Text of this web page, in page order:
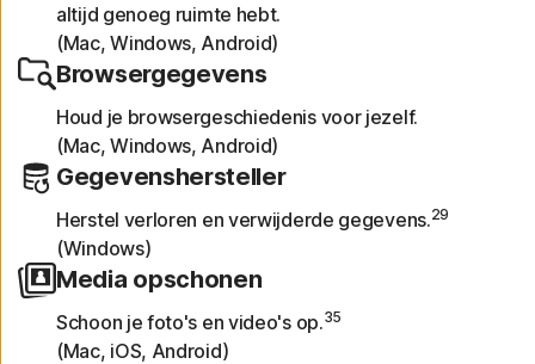
altijd genoeg ruimte hebt.
(Mac, Windows, Android)
Browsergegevens
Houd je browsergeschiedenis voor jezelf.
(Mac, Windows, Android)
Gegevenshersteller
Herstel verloren en verwijderde gegevens.29
(Windows)
Media opschonen
Schoon je foto's en video's op.35
(Mac, iOS, Android)